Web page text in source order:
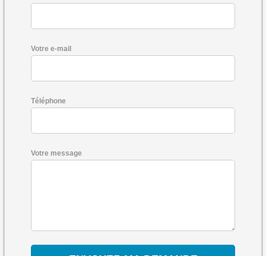
Votre e-mail
Téléphone
Votre message